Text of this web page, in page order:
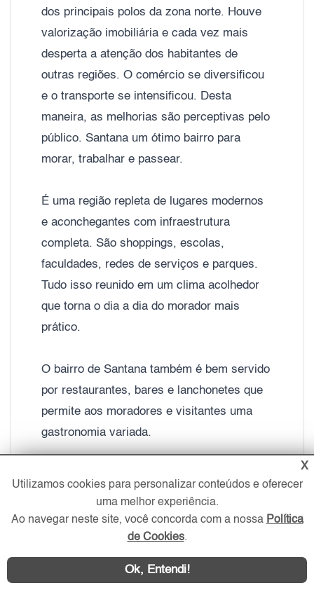
dos principais polos da zona norte. Houve
valorização imobiliária e cada vez mais
desperta a atenção dos habitantes de
outras regiões. O comércio se diversificou
e o transporte se intensificou. Desta
maneira, as melhorias são perceptivas pelo
público. Santana um ótimo bairro para
morar, trabalhar e passear.
É uma região repleta de lugares modernos
e aconchegantes com infraestrutura
completa. São shoppings, escolas,
faculdades, redes de serviços e parques.
Tudo isso reunido em um clima acolhedor
que torna o dia a dia do morador mais
prático.
O bairro de Santana também é bem servido
por restaurantes, bares e lanchonetes que
permite aos moradores e visitantes uma
gastronomia variada.
desejar. Santana possui um terminal de
ônibus e a estação de metrô da linha 1 -
Azul. A região também tem fácil acesso
para outros locais da cidade através vias
X
Utilizamos cookies para personalizar conteúdos e oferecer
uma melhor experiência.
Ao navegar neste site, você concorda com a nossa Política
de Cookies.
Ok, Entendi!